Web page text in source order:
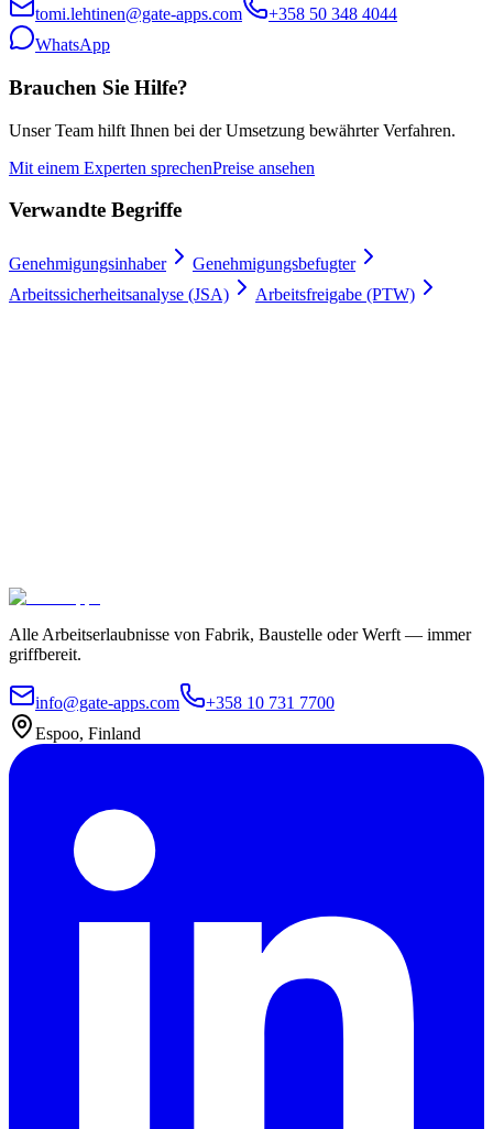
tomi.lehtinen@gate-apps.com
+358 50 348 4044
WhatsApp
Brauchen Sie Hilfe?
Unser Team hilft Ihnen bei der Umsetzung bewährter Verfahren.
Mit einem Experten sprechenPreise ansehen
Verwandte Begriffe
Genehmigungsinhaber
Genehmigungsbefugter
Arbeitssicherheitsanalyse (JSA)
Arbeitsfreigabe (PTW)
Alle Arbeitserlaubnisse von Fabrik, Baustelle oder Werft — immer
griffbereit.
info@gate-apps.com
+358 10 731 7700
Espoo, Finland